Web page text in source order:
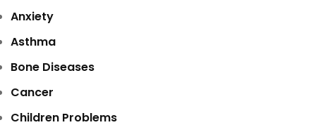
Anxiety
Asthma
Bone Diseases
Cancer
Children Problems